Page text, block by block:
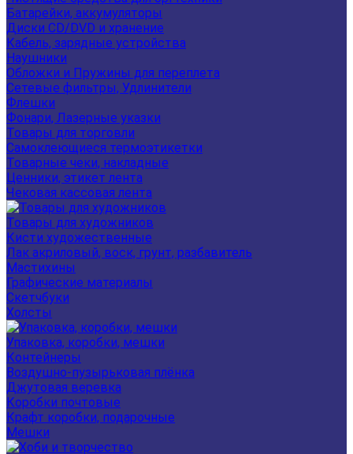
Батарейки, аккумуляторы
Диски CD/DVD и хранение
Кабель, зарядные устройства
Наушники
Обложки и Пружины для переплета
Сетевые фильтры, Удлинители
Флешки
Фонари, Лазерные указки
Товары для торговли
Самоклеющиеся термоэтикетки
Товарные чеки, накладные
Ценники, этикет лента
Чековая кассовая лента
Товары для художников
Кисти художественные
Лак акриловый, воск, грунт, разбавитель
Мастихины
Графические материалы
Скетчбуки
Холсты
Упаковка, коробки, мешки
Контейнеры
Воздушно-пузырьковая плёнка
Джутовая веревка
Коробки почтовые
Крафт коробки, подарочные
Мешки